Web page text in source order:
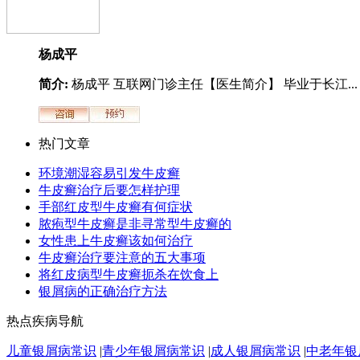
杨成平
简介: 杨成平 互联网门诊主任【医生简介】 毕业于长江...
热门文章
环境潮湿容易引发牛皮癣
牛皮癣治疗后要怎样护理
手部红皮型牛皮癣有何症状
脓疱型牛皮癣是非寻常型牛皮癣的
女性患上牛皮癣该如何治疗
牛皮癣治疗要注意的五大事项
将红皮病型牛皮癣扼杀在饮食上
银屑病的正确治疗方法
热点疾病导航
儿童银屑病常识 |青少年银屑病常识 |成人银屑病常识 |中老年